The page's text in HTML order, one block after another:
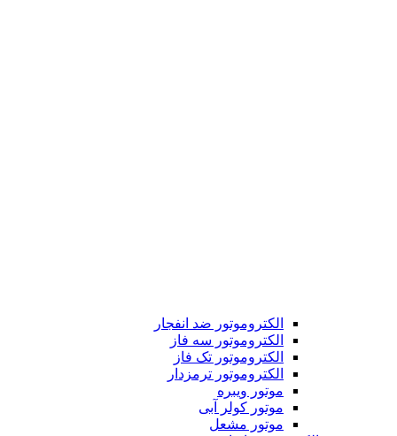
الکتروموتور ضد انفجار
الکتروموتور سه فاز
الکتروموتور تک فاز
الکتروموتور ترمزدار
موتور ویبره
موتور کولر آبی
موتور مشعل